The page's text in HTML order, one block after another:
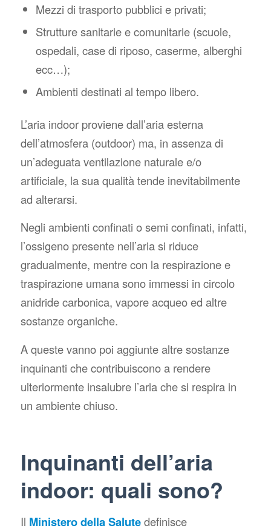
Mezzi di trasporto pubblici e privati;
Strutture sanitarie e comunitarie (scuole,
ospedali, case di riposo, caserme, alberghi
ecc…);
Ambienti destinati al tempo libero.
L’aria indoor proviene dall’aria esterna
dell’atmosfera (outdoor) ma, in assenza di
un’adeguata ventilazione naturale e/o
artificiale, la sua qualità tende inevitabilmente
ad alterarsi.
Negli ambienti confinati o semi confinati, infatti,
l’ossigeno presente nell’aria si riduce
gradualmente, mentre con la respirazione e
traspirazione umana sono immessi in circolo
anidride carbonica, vapore acqueo ed altre
sostanze organiche.
A queste vanno poi aggiunte altre sostanze
inquinanti che contribuiscono a rendere
ulteriormente insalubre l’aria che si respira in
un ambiente chiuso.
Inquinanti dell’aria
indoor: quali sono?
Il Ministero della Salutedefinisce